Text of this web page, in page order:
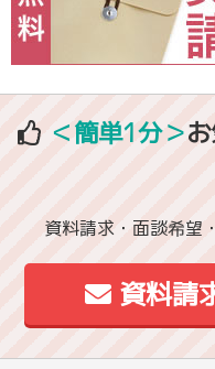
＜簡単1分＞
資料請求・面談希望
資料請